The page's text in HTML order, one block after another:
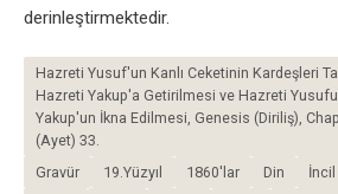
derinleştirmektedir.
Hazreti Yusuf'un Kanlı Ceketinin Kardeşleri
Hazreti Yakup'a Getirilmesi ve Hazreti
Yakup'un İkna Edilmesi, Genesis (Diriliş),
(Ayet) 33.
Gravür
19.Yüzyıl 1860'lar Din İncil